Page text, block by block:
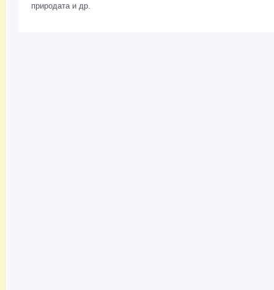
природата и др.